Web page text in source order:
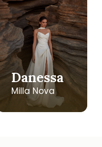
Danessa
Milla Nova